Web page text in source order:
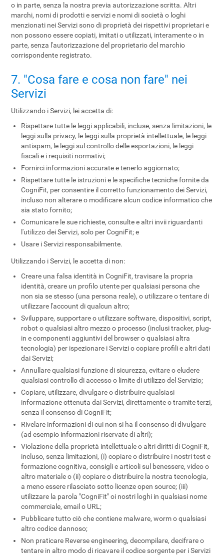
o in parte, senza la nostra previa autorizzazione scritta. Altri
marchi, nomi di prodotti e servizi e nomi di società o loghi
menzionati nei Servizi sono di proprietà dei rispettivi proprietari e
non possono essere copiati, imitati o utilizzati, interamente o in
parte, senza l'autorizzazione del proprietario del marchio
corrispondente registrato.
7. "Cosa fare e cosa non fare" nei
Servizi
Utilizzando i Servizi, lei accetta di:
Rispettare tutte le leggi applicabili, incluse, senza limitazioni, le
leggi sulla privacy, le leggi sulla proprietà intellettuale, le leggi
antispam, le leggi sul controllo delle esportazioni, le leggi
fiscali e i requisiti normativi;
Fornirci informazioni accurate e tenerlo aggiornato;
Rispettare tutte le istruzioni e le specifiche tecniche fornite da
CogniFit, per consentire il corretto funzionamento dei Servizi,
incluso non alterare o modificare alcun codice informatico che
sia stato fornito;
Comunicare le sue richieste, consulte e altri invii riguardanti
l'utilizzo dei Servizi, solo per CogniFit; e
Usare i Servizi responsabilmente.
Utilizzando i Servizi, le accetta di non:
Creare una falsa identità in CogniFit, travisare la propria
identità, creare un profilo utente per qualsiasi persona che
non sia se stesso (una persona reale), o utilizzare o tentare di
utilizzare l'account di qualcun altro;
Sviluppare, supportare o utilizzare software, dispositivi, script,
robot o qualsiasi altro mezzo o processo (inclusi tracker, plug-
in e componenti aggiuntivi del browser o qualsiasi altra
tecnologia) per ispezionare i Servizi o copiare profili e altri dati
dai Servizi;
Annullare qualsiasi funzione di sicurezza, evitare o eludere
qualsiasi controllo di accesso o limite di utilizzo del Servizio;
Copiare, utilizzare, divulgare o distribuire qualsiasi
informazione ottenuta dai Servizi, direttamente o tramite terzi,
senza il consenso di CogniFit;
Rivelare informazioni di cui non si ha il consenso di divulgare
(ad esempio informazioni riservate di altri);
Violazione della proprietà intellettuale o altri diritti di CogniFit,
incluso, senza limitazioni, (i) copiare o distribuire i nostri test e
formazione cognitiva, consigli e articoli sul benessere, video o
altro materiale o (ii) copiare o distribuire la nostra tecnologia,
a meno essere rilasciato sotto licenze open source; (iii)
utilizzare la parola "CogniFit" oi nostri loghi in qualsiasi nome
commerciale, email o URL;
Pubblicare tutto ciò che contiene malware, worm o qualsiasi
altro codice dannoso;
Non praticare Reverse engineering, decompilare, decifrare o
tentare in altro modo di ricavare il codice sorgente per i Servizi